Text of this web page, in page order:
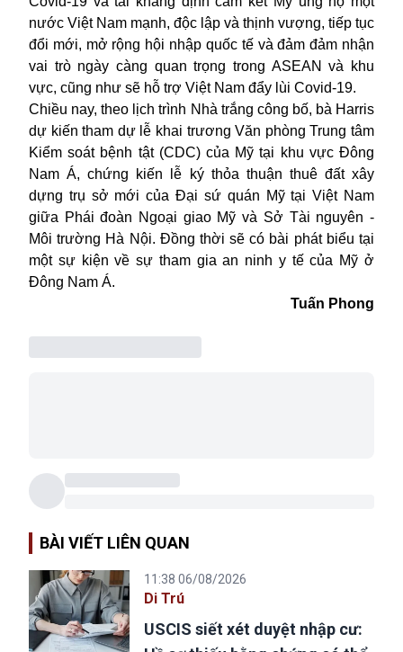
nước Việt Nam mạnh, độc lập và thịnh vượng, tiếp tục
đổi mới, mở rộng hội nhập quốc tế và đảm đảm nhận
vai trò ngày càng quan trọng trong ASEAN và khu
vực, cũng như sẽ hỗ trợ Việt Nam đẩy lùi Covid-19.
Chiều nay, theo lịch trình Nhà trắng công bố, bà Harris
dự kiến tham dự lễ khai trương Văn phòng Trung tâm
Kiểm soát bệnh tật (CDC) của Mỹ tại khu vực Đông
Nam Á, chứng kiến lễ ký thỏa thuận thuê đất xây
dựng trụ sở mới của Đại sứ quán Mỹ tại Việt Nam
giữa Phái đoàn Ngoại giao Mỹ và Sở Tài nguyên -
Môi trường Hà Nội. Đồng thời sẽ có bài phát biểu tại
một sự kiện về sự tham gia an ninh y tế của Mỹ ở
Đông Nam Á.
Tuấn Phong
BÀI VIẾT LIÊN QUAN
11:38 06/08/2026
Di Trú
USCIS siết xét duyệt nhập cư: